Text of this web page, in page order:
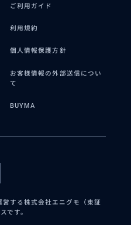
ご利用ガイド
利用規約
個人情報保護方針
お客様情報の外部送信につい
て
BUYMA
営する株式会社エニグモ（東証
です。